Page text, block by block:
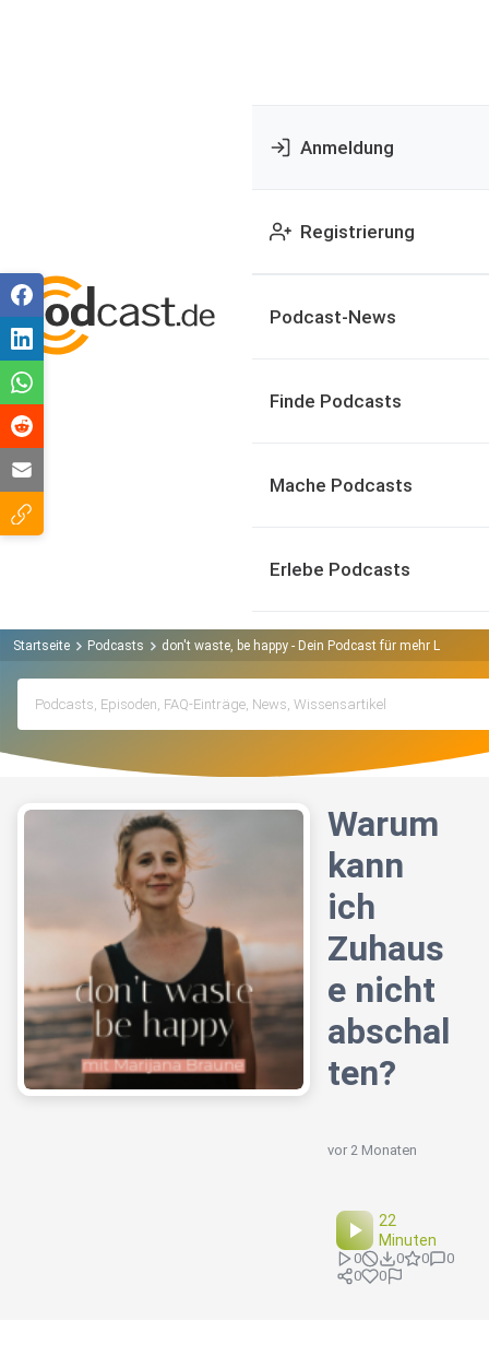
Anmeldung
Registrierung
Podcast-News
Finde Podcasts
Mache Podcasts
Erlebe Podcasts
Startseite Podcasts don't waste, be happy - Dein Podcast für mehr
Warum
kann
ich
Zuhaus
e nicht
abschal
ten?
vor 2 Monaten
22
Minuten
0 0 0
0
0
0